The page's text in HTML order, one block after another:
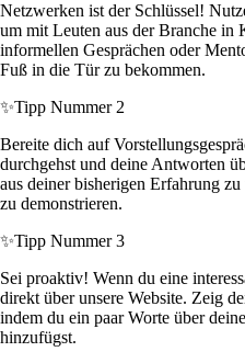
Netzwerken ist der Schlüssel!
um mit Leuten aus der Branche in
informellen Gesprächen oder
Fuß in die Tür zu bekommen.
✨Tipp Nummer 2
Bereite dich auf
durchgehst und deine Antworten
aus deiner bisherigen Erfahrung
zu demonstrieren.
✨Tipp Nummer 3
Sei proaktiv! Wenn du eine
direkt über unsere Website. Zeig
indem du ein paar Worte über
hinzufügst.